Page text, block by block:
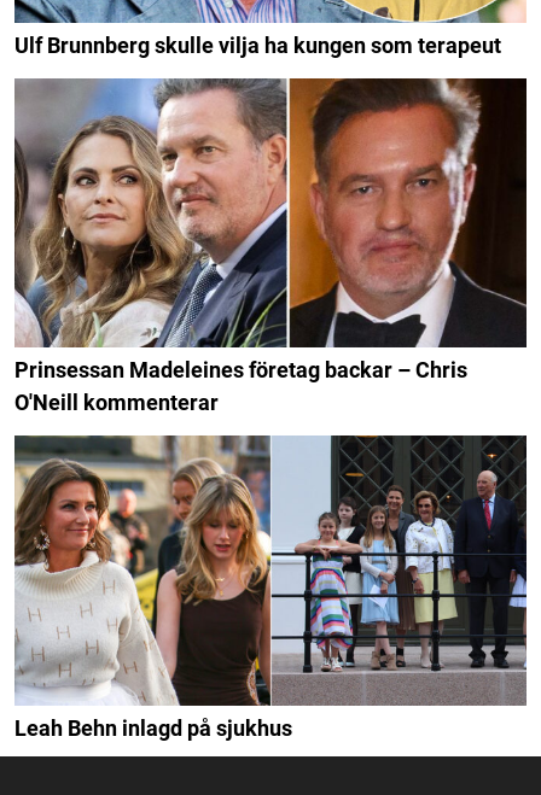
Ulf Brunnberg skulle vilja ha kungen som terapeut
Prinsessan Madeleines företag backar – Chris
O'Neill kommenterar
Leah Behn inlagd på sjukhus